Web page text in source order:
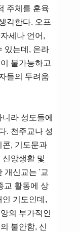
주체를 훈육
각한다. 오프
세나 언어,
있는데, 온라
불가능하고
들의 두려움
라 성도들에
. 천주교나 성
콘, 기도문과
앙생활 및
개신교는 '교
교 활동에 상
기도인데,
의 부가적인
불안함, 신